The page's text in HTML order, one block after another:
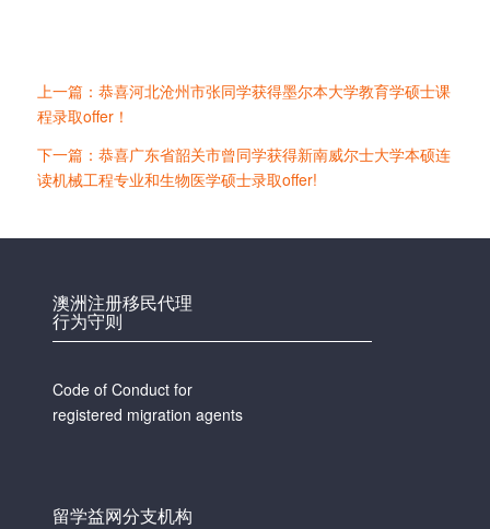
上一篇：恭喜河北沧州市张同学获得墨尔本大学教育学硕士课
程录取offer！
下一篇：恭喜广东省韶关市曾同学获得新南威尔士大学本硕连
读机械工程专业和生物医学硕士录取offer!
澳洲注册移民代理
行为守则
Code of Conduct for
registered migration agents
留学益网分支机构